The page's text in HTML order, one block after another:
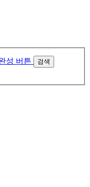
검색